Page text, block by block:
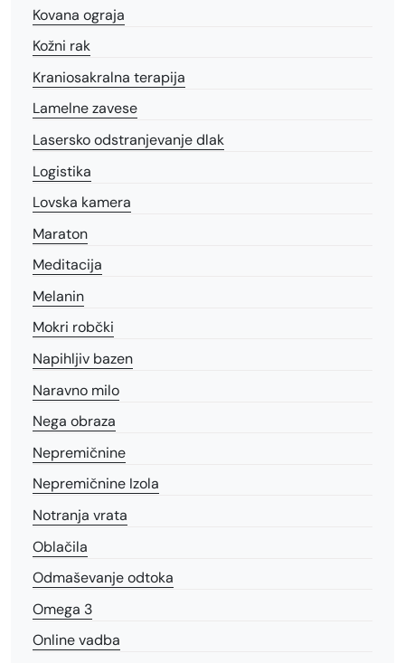
Kovana ograja
Kožni rak
Kraniosakralna terapija
Lamelne zavese
Lasersko odstranjevanje dlak
Logistika
Lovska kamera
Maraton
Meditacija
Melanin
Mokri robčki
Napihljiv bazen
Naravno milo
Nega obraza
Nepremičnine
Nepremičnine Izola
Notranja vrata
Oblačila
Odmaševanje odtoka
Omega 3
Online vadba